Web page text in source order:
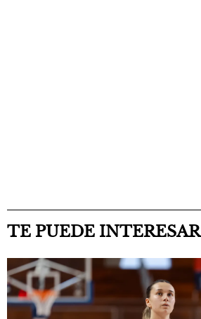
TE PUEDE INTERESAR